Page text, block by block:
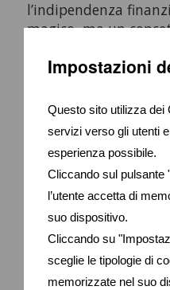
Impostazioni
Questo sito utilizza dei
servizi verso gli utenti
esperienza possibile.
Cliccando sul pulsante
l’utente accetta di
suo dispositivo.
Cliccando su
sceglie le tipologie di
memorizzate nel suo
l’indipendenza
magico, ma un
di vita.
Richiedi un
Come consulente
sia utile anche per
anni. È un ottimo
per costruire
perché pone
sull’età. Non serve
avvicinarsi a forme
serve metodo,